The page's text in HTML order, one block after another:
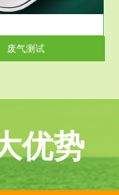
废气测试
优势